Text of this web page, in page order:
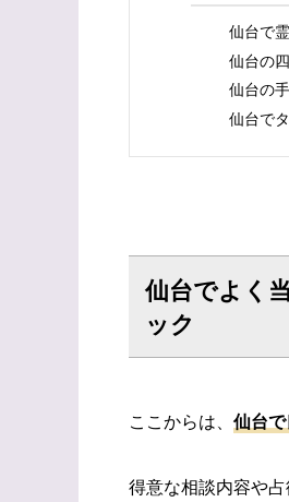
仙台で
仙台の
仙台の
仙台で
仙台でよく
ック
ここからは、 仙台
得意な相談内容や